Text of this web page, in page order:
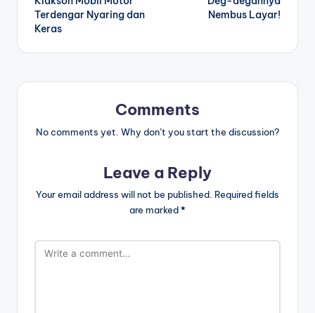
Terdengar Nyaring dan
Keras
Nembus Layar!
Comments
No comments yet. Why don’t you start the discussion?
Leave a Reply
Your email address will not be published. Required fields
are marked*